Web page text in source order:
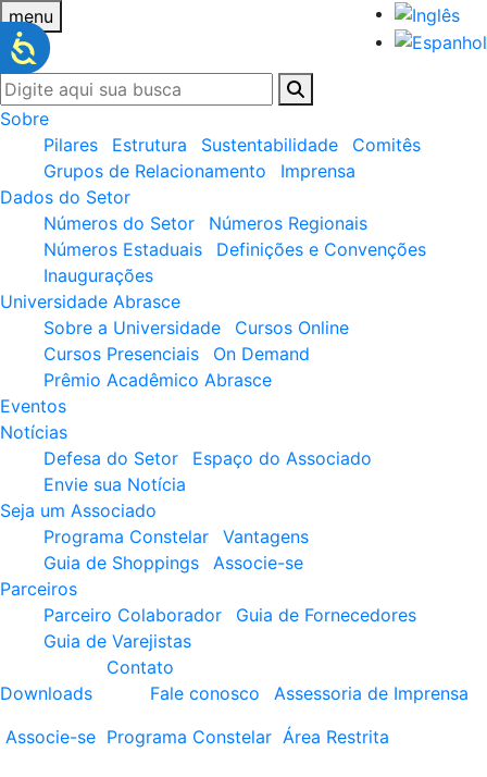
menu
Sobre
Pilares
Estrutura Sustentabilidade
Comitês
Grupos de Relacionamento
Imprensa
Dados do Setor
Números do Setor
Números Regionais
Números Estaduais
Definições e Convenções
Inaugurações
Universidade Abrasce
Sobre a Universidade
Cursos Online
Cursos Presenciais
On Demand
Prêmio Acadêmico Abrasce
Eventos
Notícias
Defesa do Setor
Espaço do Associado
Envie sua Notícia
Seja um Associado
Programa Constelar
Vantagens
Guia de Shoppings
Associe-se
Parceiros
Parceiro Colaborador
Guia de Fornecedores
Guia de Varejistas
Downloads
Contato
Fale conosco
Assessoria de Imprensa
Associe-se Programa Constelar Área Restrita